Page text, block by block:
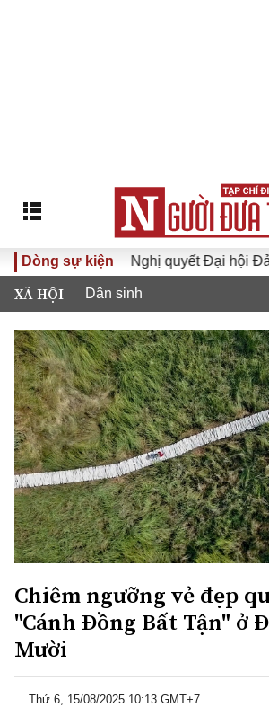
Dòng sự kiện
Đưa Nghị quyết Đại hội Đảng XIV vào
XÃ HỘI Dân sinh
Chiêm ngưỡng vẻ đẹp
"Cánh Đồng Bất Tận" ở
Mười
Thứ 6, 15/08/2025 10:13 GMT+7